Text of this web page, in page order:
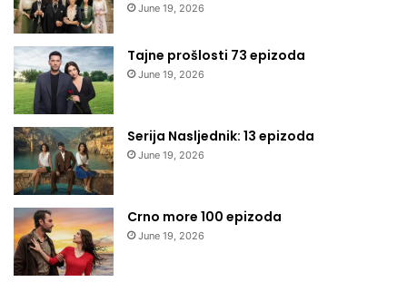
June 19, 2026
Tajne prošlosti 73 epizoda
June 19, 2026
Serija Nasljednik: 13 epizoda
June 19, 2026
Crno more 100 epizoda
June 19, 2026